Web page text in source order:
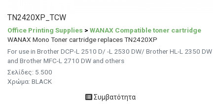
TN2420XP_TCW
Office Printing Supplies > WANAX Compatible toner cartridge
WANAX Mono Toner cartridge replaces TN2420XP
For use in Brother DCP-L 2510 D/ -L 2530 DW/ Brother HL-L 2350 DW
and Brother MFC-L 2710 DW and others
Σελίδες: 5.500
Χρώμα: BLACK
Συμβατότητα